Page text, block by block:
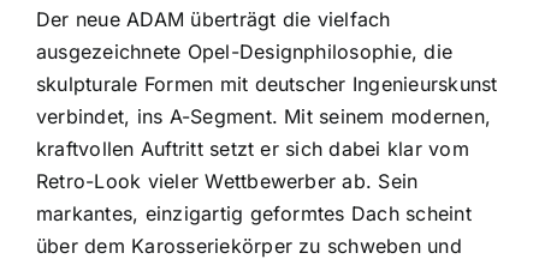
Der neue ADAM überträgt die vielfach
ausgezeichnete Opel-Designphilosophie, die
skulpturale Formen mit deutscher Ingenieurskunst
verbindet, ins A-Segment. Mit seinem modernen,
kraftvollen Auftritt setzt er sich dabei klar vom
Retro-Look vieler Wettbewerber ab. Sein
markantes, einzigartig geformtes Dach scheint
über dem Karosseriekörper zu schweben und